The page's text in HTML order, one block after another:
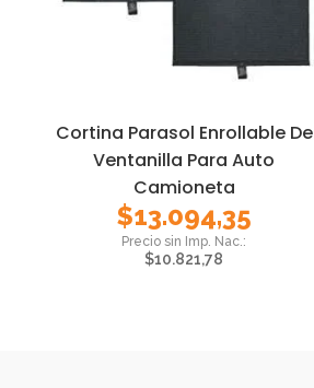
Cortina Parasol Enrollable De
Ventanilla Para Auto
Camioneta
$13.094,35
$10.821,78